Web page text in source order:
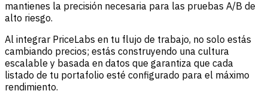
mantienes la precisión necesaria para las pruebas A/B de
alto riesgo.
Al integrar PriceLabs en tu flujo de trabajo, no solo estás
cambiando precios; estás construyendo una cultura
escalable y basada en datos que garantiza que cada
listado de tu portafolio esté configurado para el máximo
rendimiento.